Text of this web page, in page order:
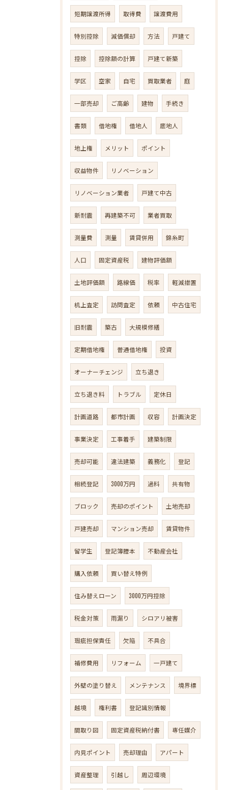
短期譲渡所得 取得費 譲渡費用
特別控除 減価償却 方法 戸建て
控除 控除額の計算 戸建て新築
学区 空家 自宅 買取業者 庭
一部売却 ご高齢 建物 手続き
書類 借地権 借地人 底地人
地上権 メリット ポイント
収益物件 リノベーション
リノベーション業者 戸建て中古
新耐震 再建築不可 業者買取
測量費 測量 賃貸併用 錦糸町
人口 固定資産税 建物評価額
土地評価額 路線価 税率 軽減措置
机上査定 訪問査定 依頼 中古住宅
旧耐震 築古 大規模修繕
定期借地権 普通借地権 投資
オーナーチェンジ 立ち退き
立ち退き料 トラブル 定休日
計画道路 都市計画 収容 計画決定
事業決定 工事着手 建築制限
売却可能 違法建築 義務化 登記
相続登記 3000万円 過料 共有物
ブロック 売却のポイント 土地売却
戸建売却 マンション売却 賃貸物件
留学生 登記簿謄本 不動産会社
購入依頼 買い替え特例
住み替えローン 3000万円控除
税金対策 雨漏り シロアリ被害
瑕疵担保責任 欠陥 不具合
補修費用 リフォーム 一戸建て
外壁の塗り替え メンテナンス 境界標
越境 権利書 登記識別情報
間取り図 固定資産税納付書 専任媒介
内見ポイント 売却理由 アパート
資産整理 引越し 周辺環境